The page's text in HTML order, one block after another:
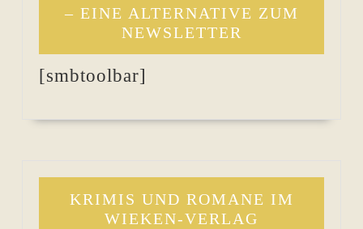
– EINE ALTERNATIVE ZUM
NEWSLETTER
[smbtoolbar]
KRIMIS UND ROMANE IM
WIEKEN-VERLAG